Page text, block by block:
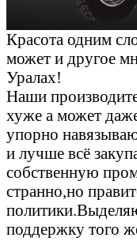
Красота одним
может и другое
Уралах!
Наши
хуже а может
упорно
и лучше всё
собственную
странно,но
поддержку того